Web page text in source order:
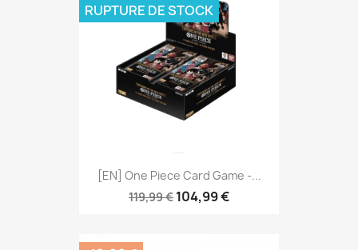
[EN] One Piece Card Game -...
119,99 € 104,99 €
RUPTURE DE STOCK